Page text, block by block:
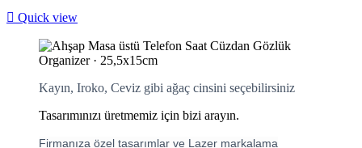
 Quick view
Kayın, Iroko, Ceviz gibi ağaç cinsini seçebilirsiniz
Tasarımınızı üretmemiz için bizi arayın.
Firmanıza özel tasarımlar ve Lazer markalama